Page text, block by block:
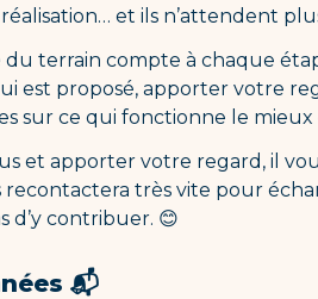
et ils n’attendent
terrain compte à chaque
est proposé, apporter votre
sur ce qui fonctionne le mieux
et apporter votre regard, il
recontactera très vite pour
d’y contribuer. 😊
📬